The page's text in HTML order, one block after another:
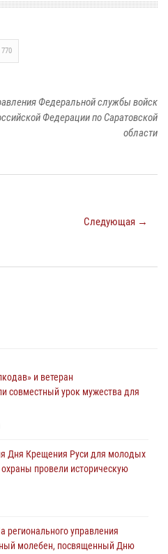
770
Федеральной службы войск
Федерации по Саратовской
области
Следующая →
и ветеран
совместный урок мужества для
Дня Крещения Руси для молодых
провели историческую
регионального управления
молебен, посвященный Дню